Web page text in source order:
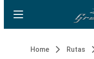
Home Rutas